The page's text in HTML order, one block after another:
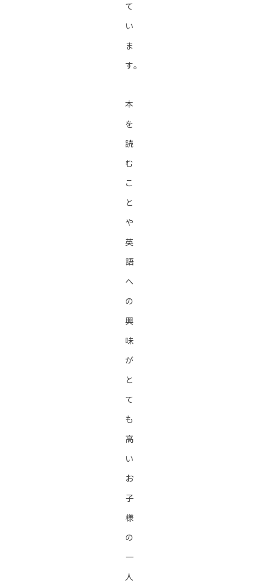
て
い
ま
す。
本
を
読
む
こ
と
や
英
語
へ
の
興
味
が
と
て
も
高
い
お
子
様
の
一
人